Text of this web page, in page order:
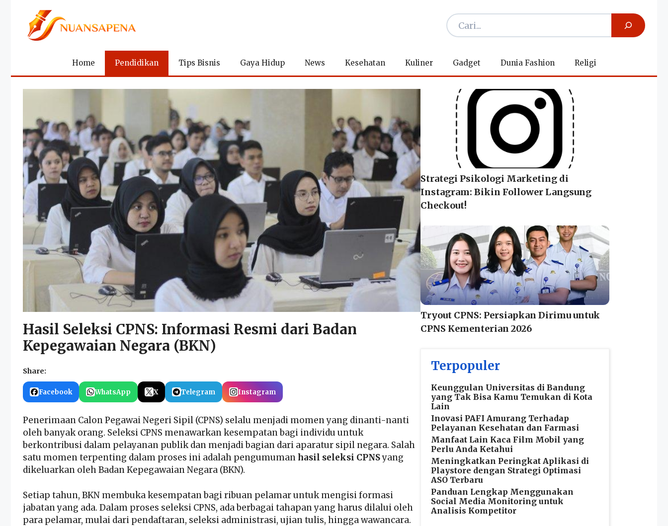
Home Pendidikan Tips Bisnis Gaya Hidup News Kesehatan Kuliner Gadget Dunia Fashion Religi
Hasil Seleksi CPNS: Informasi Resmi dari Badan
Kepegawaian Negara (BKN)
Share:
Facebook WhatsApp X Telegram Instagram
Penerimaan Calon Pegawai Negeri Sipil (CPNS) selalu menjadi momen yang dinanti-nanti
oleh banyak orang. Seleksi CPNS menawarkan kesempatan bagi individu untuk
berkontribusi dalam pelayanan publik dan menjadi bagian dari aparatur sipil negara. Salah
satu momen terpenting dalam proses ini adalah pengumumanhasil seleksi CPNSyang
dikeluarkan oleh Badan Kepegawaian Negara (BKN).
Setiap tahun, BKN membuka kesempatan bagi ribuan pelamar untuk mengisi formasi
jabatan yang ada. Dalam proses seleksi CPNS, ada berbagai tahapan yang harus dilalui oleh
para pelamar, mulai dari pendaftaran, seleksi administrasi, ujian tulis, hingga wawancara.
Strategi Psikologi Marketing di
Instagram: Bikin Follower Langsung
Checkout!
Tryout CPNS: Persiapkan Dirimu untuk
CPNS Kementerian 2026
Terpopuler
Keunggulan Universitas di Bandung
yang Tak Bisa Kamu Temukan di Kota
Lain
Inovasi PAFI Amurang Terhadap
Pelayanan Kesehatan dan Farmasi
Manfaat Lain Kaca Film Mobil yang
Perlu Anda Ketahui
Meningkatkan Peringkat Aplikasi di
Playstore dengan Strategi Optimasi
ASO Terbaru
Panduan Lengkap Menggunakan
Social Media Monitoring untuk
Analisis Kompetitor